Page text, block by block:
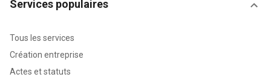
Services populaires
Tous les services
Création entreprise
Actes et statuts